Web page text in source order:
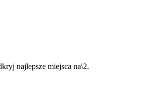
najlepsze miejsca na\2.